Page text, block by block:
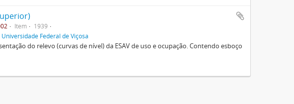
Item
1939
Federal de Viçosa
do relevo (curvas de nível) da ESAV de uso e ocupação. Contendo esboço